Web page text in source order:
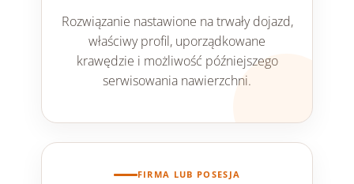
Rozwiązanie nastawione na trwały dojazd,
właściwy profil, uporządkowane
krawędzie i możliwość późniejszego
serwisowania nawierzchni.
FIRMA LUB POSESJA